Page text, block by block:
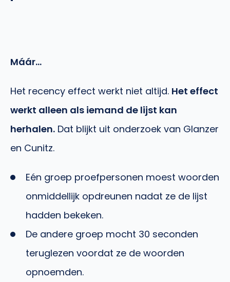
Máár…
Het recency effect werkt niet altijd. Het effect
werkt alleen als iemand de lijst kan
herhalen. Dat blijkt uit onderzoek van Glanzer
en Cunitz.
Eén groep proefpersonen moest woorden
onmiddellijk opdreunen nadat ze de lijst
hadden bekeken.
De andere groep mocht 30 seconden
teruglezen voordat ze de woorden
opnoemden.